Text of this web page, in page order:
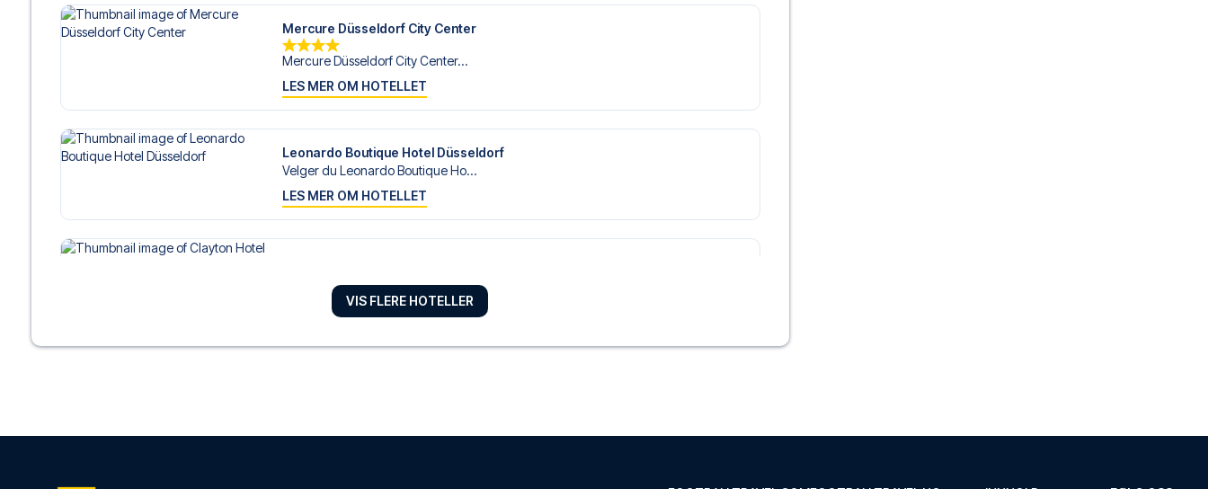
Mercure Düsseldorf City Center
Mercure Düsseldorf City Center...
LES MER OM HOTELLET
Leonardo Boutique Hotel Düsseldorf
Velger du Leonardo Boutique Ho...
LES MER OM HOTELLET
LES MER OM HOTELLET
VIS FLERE HOTELLER